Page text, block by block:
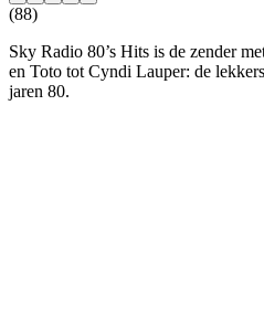
(88)
Sky Radio 80’s Hits is de zender
en Toto tot Cyndi Lauper: de
jaren 80.